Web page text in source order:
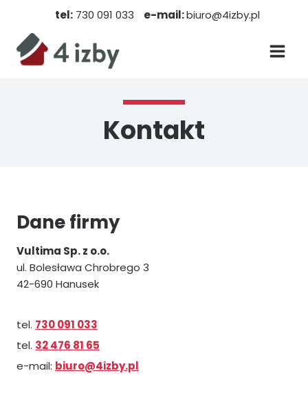
content
tel: 730 091 033 e-mail:biuro@4izby.pl
Kontakt
Dane firmy
Vultima Sp. z o.o.
ul. Bolesława Chrobrego 3
42-690 Hanusek
tel. 730 091 033
tel. 32 476 81 65
e-mail: biuro@4izby.pl